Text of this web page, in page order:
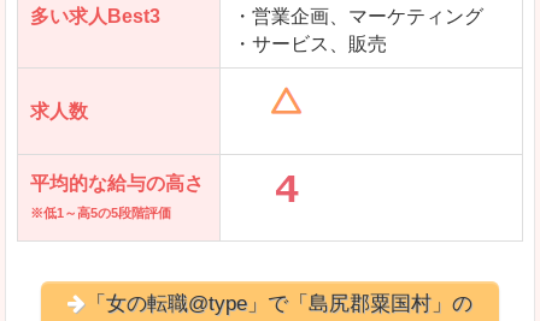
多い求人Best3
・営業企画、マーケティング
・サービス、販売
求人数
平均的な給与の高さ
※低1～高5の5段階評価
「女の転職@type」で「島尻郡粟国村」の